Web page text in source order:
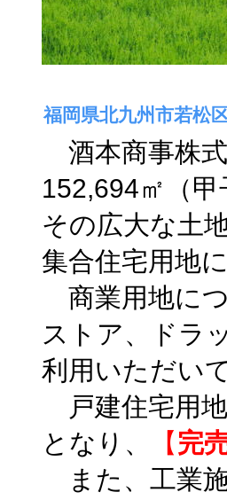
福岡県北九州市若松
酒本商事株
152,694㎡（
その広大な土
集合住宅用地
商業用地に
ストア、ドラ
利用いただい
戸建住宅用
となり、
【 完
また、工業